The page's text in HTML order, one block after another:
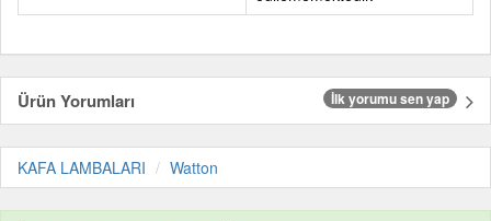
Ürün Yorumları İlk yorumu sen yap
KAFA LAMBALARI Watton